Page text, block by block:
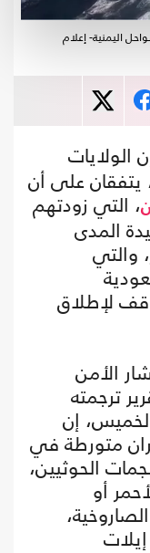
اليمنية- إعلام
الولايات
يتفقان على أن
، التي زودتهم
المدى
والتي
لإطلاق
الأمن
ترجمته
الخميس، إن
متورطة في
الحوثيين،
أو